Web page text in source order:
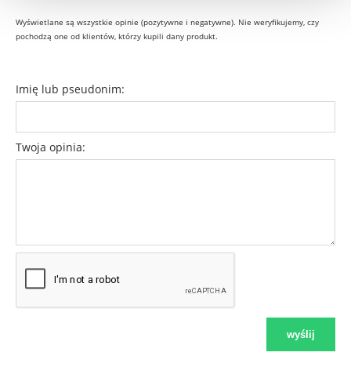
Wyświetlane są wszystkie opinie (pozytywne i negatywne). Nie weryfikujemy, czy
pochodzą one od klientów, którzy kupili dany produkt.
Imię lub pseudonim:
Twoja opinia:
wyślij